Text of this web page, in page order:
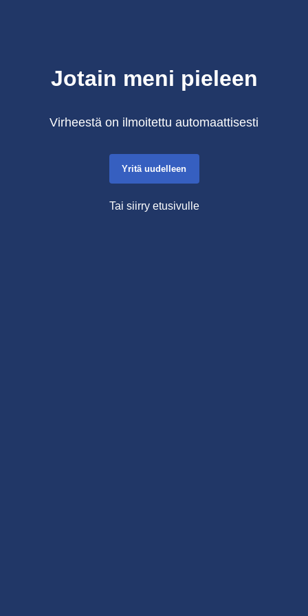
Jotain meni pieleen
Virheestä on ilmoitettu automaattisesti
Yritä uudelleen
Tai siirry etusivulle